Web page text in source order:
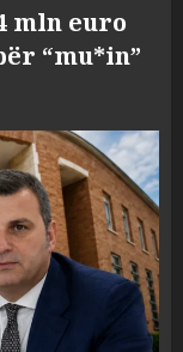
mln euro
“mu*in”